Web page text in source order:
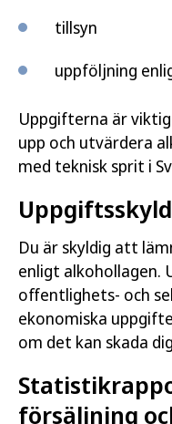
tillsyn
uppföljning
Uppgifterna är
upp och utvärdera
med teknisk sprit i
Du är skyldig att
enligt alkohollagen.
offentlighets- och
ekonomiska
om det kan skada
försäljning